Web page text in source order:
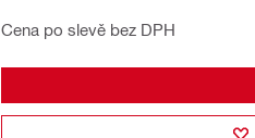
Cena po slevě bez DPH